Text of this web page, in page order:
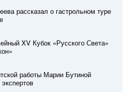
рассказал о гастрольном туре
XV Кубок «Русского Света»
работы Марии Бутиной